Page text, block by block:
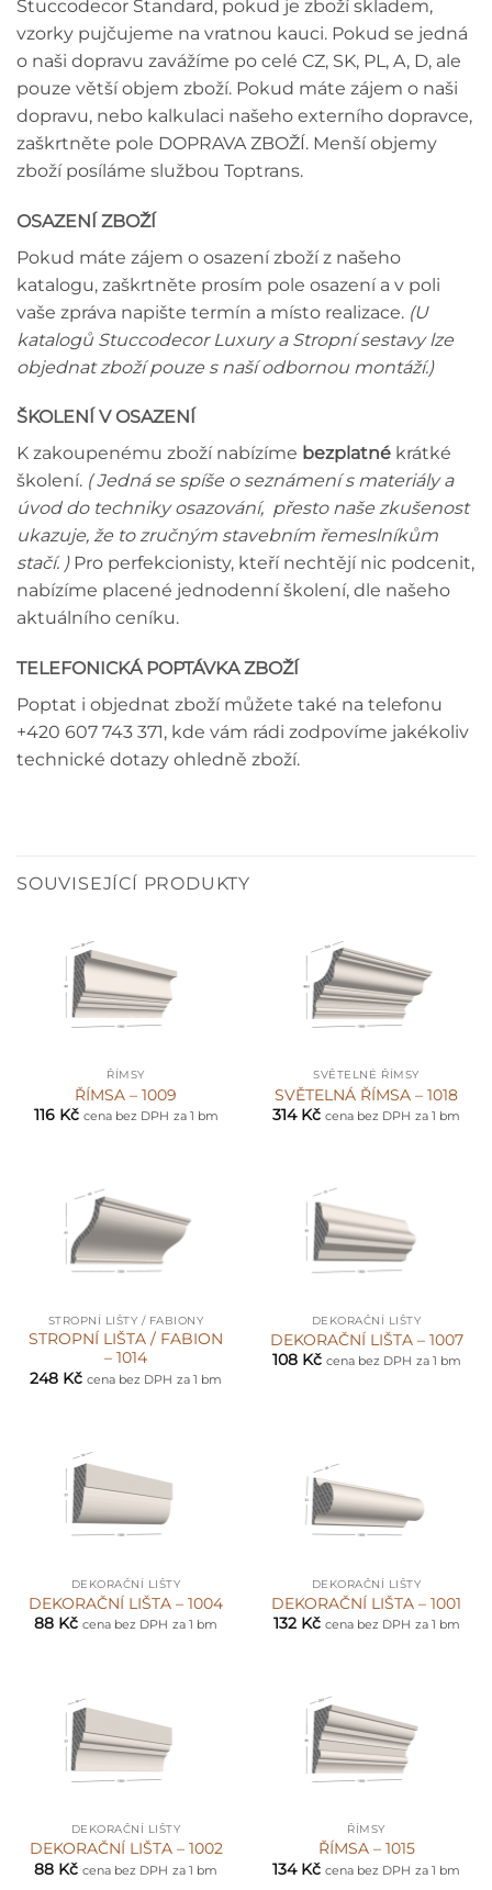
Stuccodecor Standard, pokud je zboží skladem,
vzorky pujčujeme na vratnou kauci. Pokud se jedná
o naši dopravu zavážíme po celé CZ, SK, PL, A, D, ale
pouze větší objem zboží. Pokud máte zájem o naši
dopravu, nebo kalkulaci našeho externího dopravce,
zaškrtněte pole DOPRAVA ZBOŽÍ. Menší objemy
zboží posíláme službou Toptrans.
OSAZENÍ ZBOŽÍ
Pokud máte zájem o osazení zboží z našeho
katalogu, zaškrtněte prosím pole osazení a v poli
vaše zpráva napište termín a místo realizace. (U
katalogů Stuccodecor Luxury a Stropní sestavy lze
objednat zboží pouze s naší odbornou montáží.)
ŠKOLENÍ V OSAZENÍ
K zakoupenému zboží nabízíme bezplatné krátké
školení. ( Jedná se spíše o seznámení s materiály a
úvod do techniky osazování, přesto naše zkušenost
ukazuje, že to zručným stavebním řemeslníkům
stačí. )Pro perfekcionisty, kteří nechtějí nic podcenit,
nabízíme placené jednodenní školení, dle našeho
aktuálního ceníku.
TELEFONICKÁ POPTÁVKA ZBOŽÍ
Poptat i objednat zboží můžete také na telefonu
+420 607 743 371, kde vám rádi zodpovíme jakékoliv
technické dotazy ohledně zboží.
SOUVISEJÍCÍ PRODUKTY
ŘÍMSY
ŘÍMSA – 1009
116 Kč cena bez DPH za 1 bm
SVĚTELNÉ ŘÍMSY
SVĚTELNÁ ŘÍMSA – 1018
314 Kč cena bez DPH za 1 bm
STROPNÍ LIŠTY / FABIONY
STROPNÍ LIŠTA / FABION
– 1014
248 Kč cena bez DPH za 1 bm
DEKORAČNÍ LIŠTY
DEKORAČNÍ LIŠTA – 1007
108 Kč cena bez DPH za 1 bm
DEKORAČNÍ LIŠTY
DEKORAČNÍ LIŠTA – 1004
88 Kč cena bez DPH za 1 bm
DEKORAČNÍ LIŠTY
DEKORAČNÍ LIŠTA – 1001
132 Kč cena bez DPH za 1 bm
DEKORAČNÍ LIŠTY
DEKORAČNÍ LIŠTA – 1002
88 Kč cena bez DPH za 1 bm
ŘÍMSY
ŘÍMSA – 1015
134 Kč cena bez DPH za 1 bm